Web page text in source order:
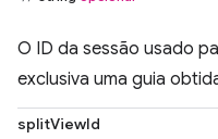
O ID da sessão usado
exclusiva uma guia
splitViewId